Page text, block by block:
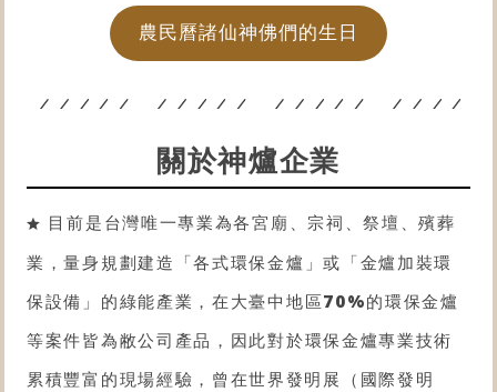
農民曆諸仙神佛們的生日
關於神爐企業
目前是台灣唯一專業為各宮廟、宗祠、祭壇、殯葬
業，量身規劃建造「各式環保金爐 」或「金爐 加裝環
保設備 」的綠能產業，在大臺中地區70%的環保金爐
等案件皆為敝公司產品，因此對於環保金爐專業技術
累積豐富的現場經驗，曾在世界發明展（國際發明